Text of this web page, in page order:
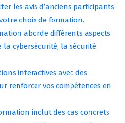
les avis d’anciens participants
choix de formation.
aborde différents aspects
la cybersécurité, la sécurité
interactives avec des
renforcer vos compétences en
inclut des cas concrets